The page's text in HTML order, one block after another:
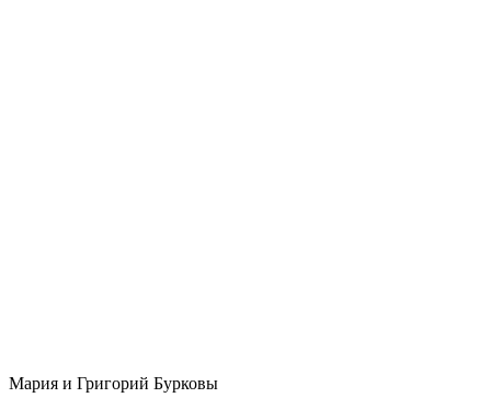
Мария и Григорий Бурковы